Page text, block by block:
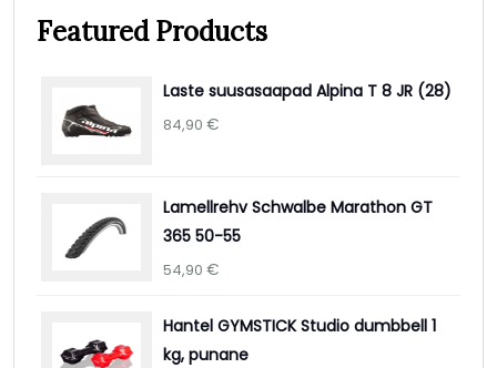
Featured Products
Laste suusasaapad Alpina T 8 JR (28)
84,90 €
Lamellrehv Schwalbe Marathon GT
365 50-55
54,90 €
Hantel GYMSTICK Studio dumbbell 1
kg, punane